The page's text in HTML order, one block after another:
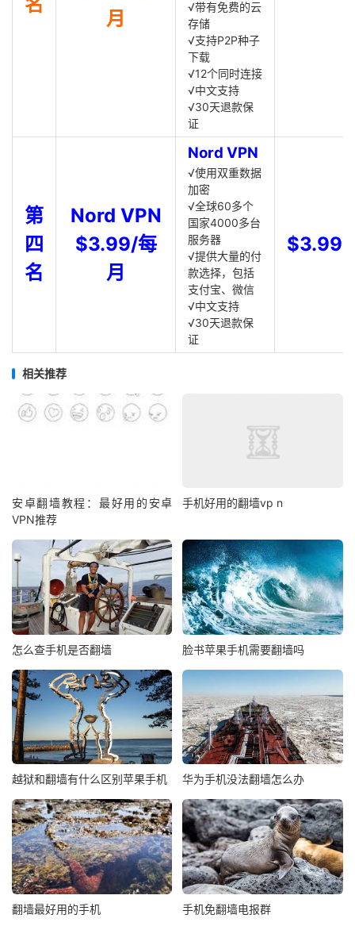
月
√带有免费的云
存储
√支持P2P种子
下载
√12个同时连接
√中文支持
√30天退款保
证
第
四
名
Nord VPN
$3.99/每
月
Nord VPN
√使用双重数据
加密
√全球60多个
国家4000多台
服务器
√提供大量的付
款选择，包括
支付宝、微信
√中文支持
√30天退款保
证
$3.99
相关推荐
安卓翻墙教程：最好用的安卓
VPN推荐
手机好用的翻墙vp n
怎么查手机是否翻墙 脸书苹果手机需要翻墙吗
越狱和翻墙有什么区别苹果手机 华为手机没法翻墙怎么办
翻墙最好用的手机 手机免翻墙电报群